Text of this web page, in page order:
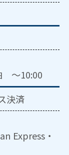
～10:00
決済
Express・